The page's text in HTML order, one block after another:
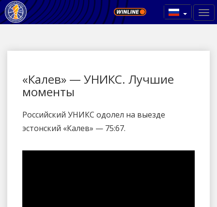
«Калев» — УНИКС. Лучшие
моменты
Российский УНИКС одолел на выезде
эстонский «Калев» — 75:67.